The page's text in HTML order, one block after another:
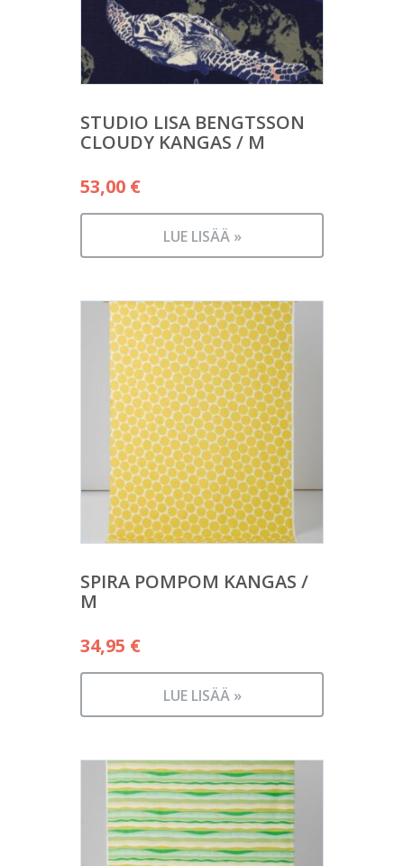
STUDIO LISA BENGTSSON
CLOUDY KANGAS / M
53,00 €
LUE LISÄÄ »
SPIRA POMPOM KANGAS /
M
34,95 €
LUE LISÄÄ »